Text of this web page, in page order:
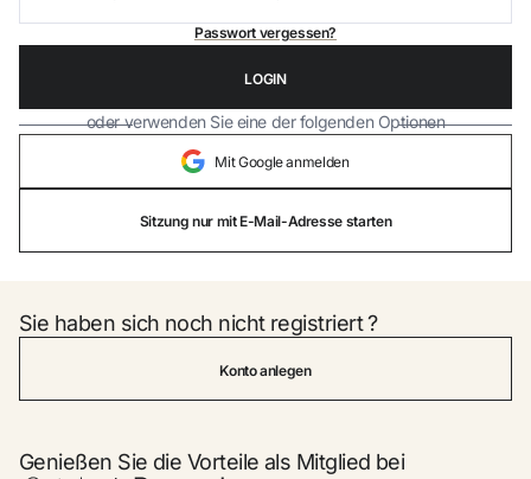
LOGIN
Passwort vergessen?
oder verwenden Sie eine der folgenden Optionen
Mit Google anmelden
Sitzung nur mit E-Mail-Adresse starten
Sie haben sich noch nicht registriert ?
Konto anlegen
Genießen Sie die Vorteile als Mitglied bei
LOGIN
Passwort vergessen?
oder verwenden Sie eine der folgenden Optionen
Mit Google anmelden
Sitzung nur mit E-Mail-Adresse starten
Sie haben sich noch nicht registriert ?
Konto anlegen
Genießen Sie die Vorteile als Mitglied bei